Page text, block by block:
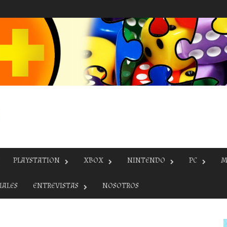
PLAYSTATION XBOX NINTENDO PC
ENTREVISTAS NOSOTROS